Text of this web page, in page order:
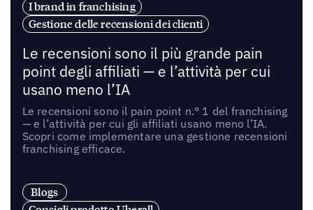
I brand in franchising
Gestione delle recensioni dei clienti
Le recensioni sono il più grande pain
point degli affiliati — e l’attività per cui
usano meno l’IA
Le recensioni sono il pain point n.° 1 del franchising
— e l’attività per cui gli affiliati usano meno l’IA.
Scopri come implementare una gestione recensioni
franchising efficace.
Blogs